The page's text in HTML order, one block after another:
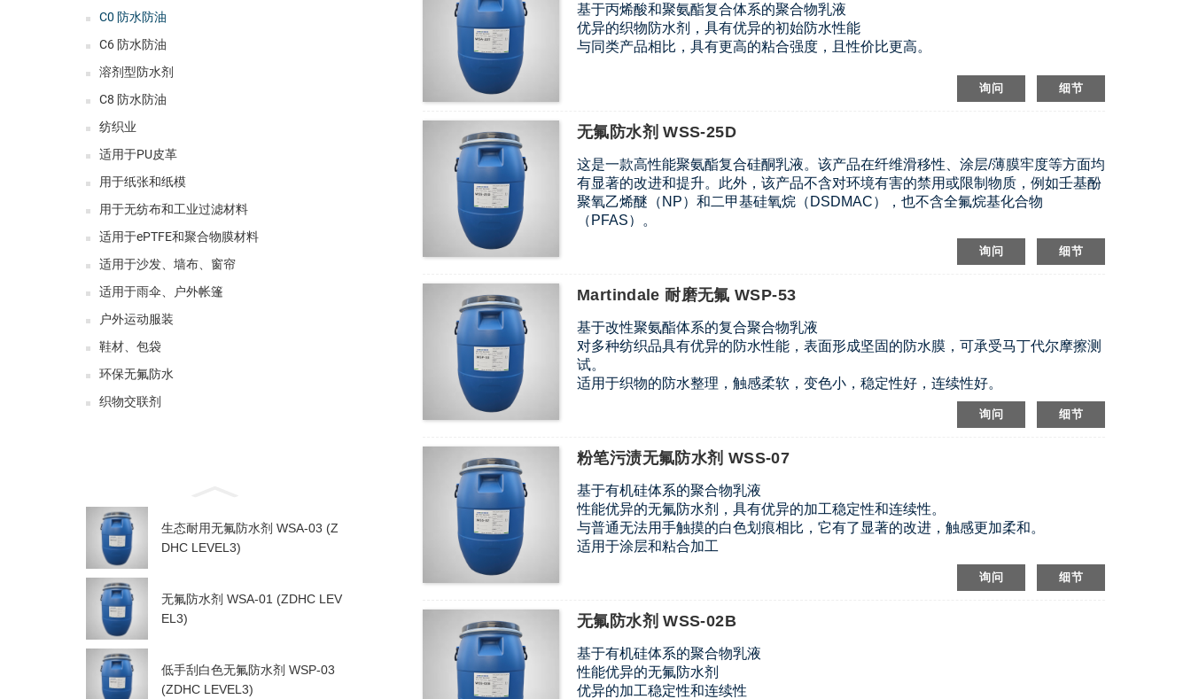
C0 防水防油
C6 防水防油
溶剂型防水剂
C8 防水防油
纺织业
适用于PU皮革
用于纸张和纸模
用于无纺布和工业过滤材料
适用于ePTFE和聚合物膜材料
适用于沙发、墙布、窗帘
适用于雨伞、户外帐篷
户外运动服装
鞋材、包袋
环保无氟防水
织物交联剂
生态耐用无氟防水剂 WSA-03 (Z
DHC LEVEL3)
无氟防水剂 WSA-01 (ZDHC LEV
EL3)
低手刮白色无氟防水剂 WSP-03
(ZDHC LEVEL3)
基于丙烯酸和聚氨酯复合体系的聚合物乳液
优异的织物防水剂，具有优异的初始防水性能
与同类产品相比，具有更高的粘合强度，且性价比更高。
询问 细节
无氟防水剂 WSS-25D
这是一款高性能聚氨酯复合硅酮乳液。该产品在纤维滑移性、涂层/薄膜牢度等方面均
有显著的改进和提升。此外，该产品不含对环境有害的禁用或限制物质，例如壬基酚
聚氧乙烯醚（NP）和二甲基硅氧烷（DSDMAC），也不含全氟烷基化合物
（PFAS）。
询问 细节
Martindale 耐磨无氟 WSP-53
基于改性聚氨酯体系的复合聚合物乳液
对多种纺织品具有优异的防水性能，表面形成坚固的防水膜，可承受马丁代尔摩擦测
试。
适用于织物的防水整理，触感柔软，变色小，稳定性好，连续性好。
不含APEO、PFOS、PFOA、甲醛及其他禁用物质，环保无氟防水剂
询问 细节
粉笔污渍无氟防水剂 WSS-07
基于有机硅体系的聚合物乳液
性能优异的无氟防水剂，具有优异的加工稳定性和连续性。
与普通无法用手触摸的白色划痕相比，它有了显著的改进，触感更加柔和。
适用于涂层和粘合加工
询问 细节
无氟防水剂 WSS-02B
基于有机硅体系的聚合物乳液
性能优异的无氟防水剂
优异的加工稳定性和连续性